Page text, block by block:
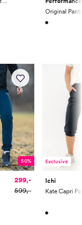
50%
299,-
599,-
Exclusive
Ichi
Kate Capri